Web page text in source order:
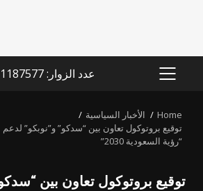
PRIMARY
عدد الزوار: 1187577
Home
الأخبار السياسية
توقيع بروتوكول تعاون بين “سدكو” و”نوبكو”
“رؤية السعودية 2030”
توقيع بروتوكول تعاون بين